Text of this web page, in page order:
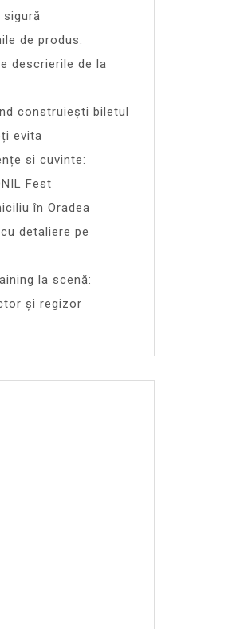
de produs:
descrierile de la
construiești biletul
evita
si cuvinte:
Fest
în Oradea
detaliere pe
la scenă:
și regizor